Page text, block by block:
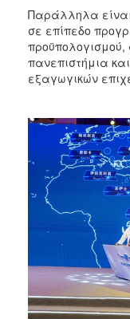
Παράλληλα είναι
σε επίπεδο
προϋπολογισμού,
πανεπιστήμια
εξαγωγικών